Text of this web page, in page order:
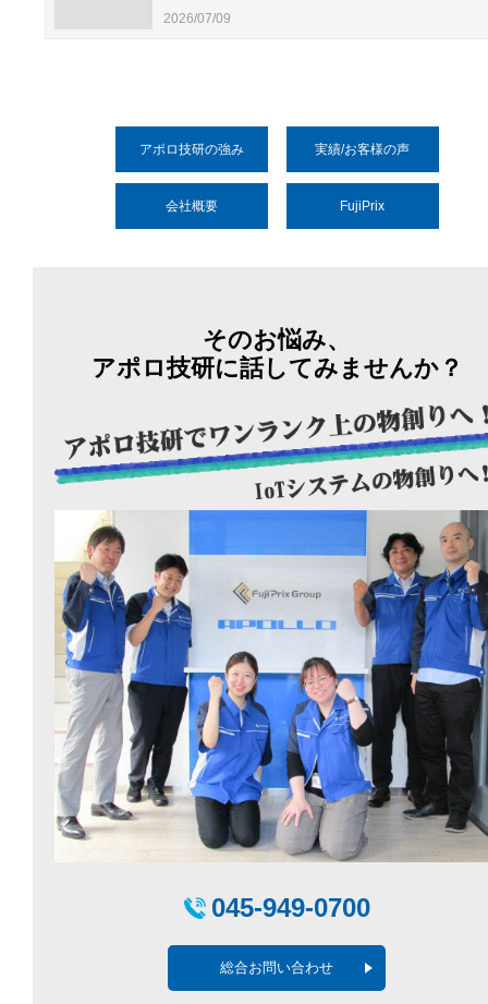
2026/07/09
アポロ技研の強み 実績/お客様の声
会社概要 FujiPrix
そのお悩み、
アポロ技研に話してみませんか？
045-949-0700
総合お問い合わせ